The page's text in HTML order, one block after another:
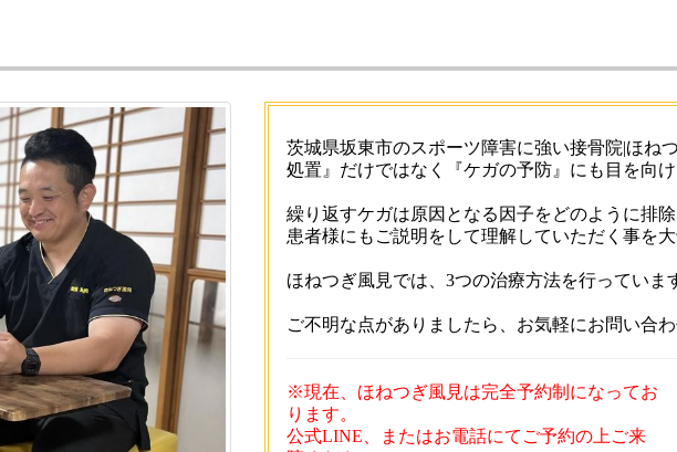
茨城県坂東市のスポーツ障害に強い接骨院|ほね
処置』だけではなく『ケガの予防』にも目を向け
繰り返すケガは原因となる因子をどのように排除
患者様にもご説明をして理解していただく事を大
ほねつぎ風見では、3つの治療方法を行っていま
ご不明な点がありましたら、お気軽にお問い合わ
※現在、ほねつぎ風見は完全予約制になってお
ります。
公式LINE、またはお電話にてご予約の上ご来